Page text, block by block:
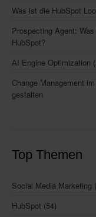
Was ist die HubSpot
Prospecting Agent:
HubSpot?
AI Engine Optimization
Change Management
gestalten
Top Themen
Social Media Marketing
HubSpot (54)